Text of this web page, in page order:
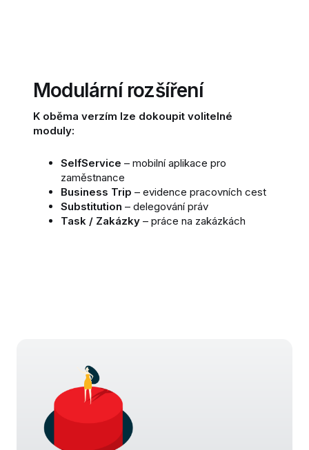
Modulární rozšíření
K oběma verzím lze dokoupit volitelné
moduly:
SelfService – mobilní aplikace pro
zaměstnance
Business Trip – evidence pracovních cest
Substitution – delegování práv
Task / Zakázky – práce na zakázkách